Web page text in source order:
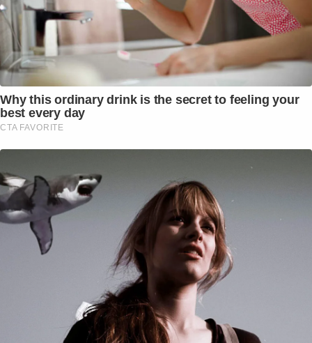
Why this ordinary drink is the secret to feeling your
best every day
CTA FAVORITE